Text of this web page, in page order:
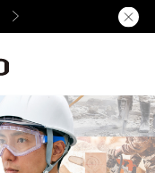
熊本県で